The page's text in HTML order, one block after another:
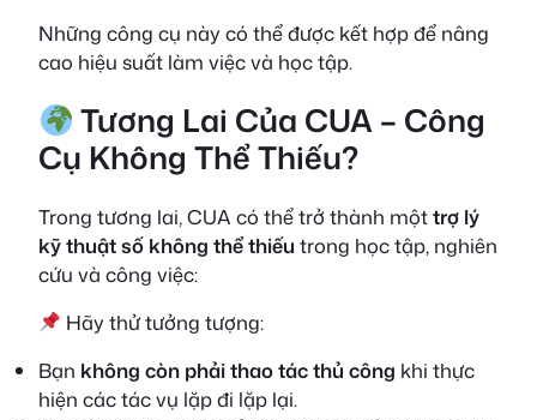
Những công cụ này có thể được kết hợp để nâng
cao hiệu suất làm việc và học tập.
Tương Lai Của CUA – Công
Cụ Không Thể Thiếu?
Trong tương lai, CUA có thể trở thành mộttrợ lý
kỹ thuật số không thể thiếu trong học tập, nghiên
cứu và công việc:
Hãy thử tưởng tượng:
Bạn không còn phải thao tác thủ công khi thực
hiện các tác vụ lặp đi lặp lại.